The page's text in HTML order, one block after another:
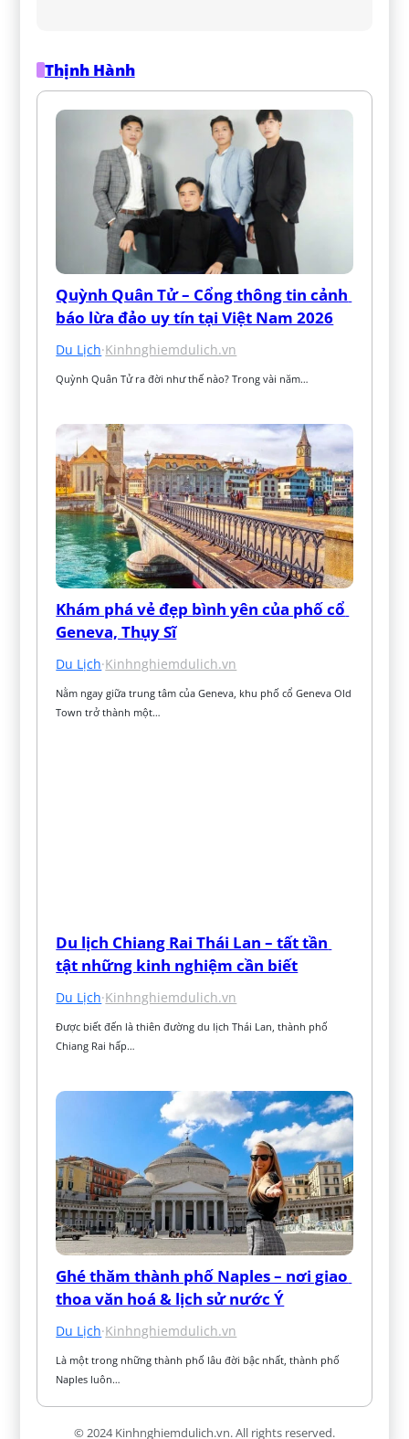
Thịnh Hành
Quỳnh Quân Tử – Cổng thông tin cảnh
báo lừa đảo uy tín tại Việt Nam 2026
Du Lịch·Kinhnghiemdulich.vn
Quỳnh Quân Tử ra đời như thế nào? Trong vài năm…
Khám phá vẻ đẹp bình yên của phố cổ
Geneva, Thụy Sĩ
Du Lịch·Kinhnghiemdulich.vn
Nằm ngay giữa trung tâm của Geneva, khu phố cổ Geneva Old
Town trở thành một…
Du lịch Chiang Rai Thái Lan – tất tần
tật những kinh nghiệm cần biết
Du Lịch·Kinhnghiemdulich.vn
Được biết đến là thiên đường du lịch Thái Lan, thành phố
Chiang Rai hấp…
Ghé thăm thành phố Naples – nơi giao
thoa văn hoá & lịch sử nước Ý
Du Lịch·Kinhnghiemdulich.vn
Là một trong những thành phố lâu đời bậc nhất, thành phố
Naples luôn…
© 2024 Kinhnghiemdulich.vn. All rights reserved.